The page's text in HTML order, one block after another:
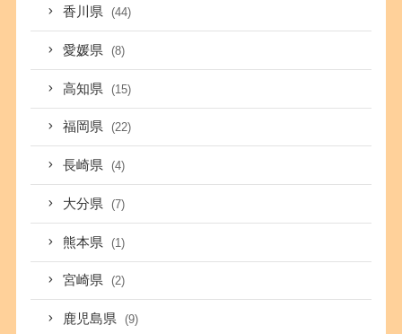
香川県 (44)
愛媛県 (8)
高知県 (15)
福岡県 (22)
長崎県 (4)
大分県 (7)
熊本県 (1)
宮崎県 (2)
鹿児島県 (9)